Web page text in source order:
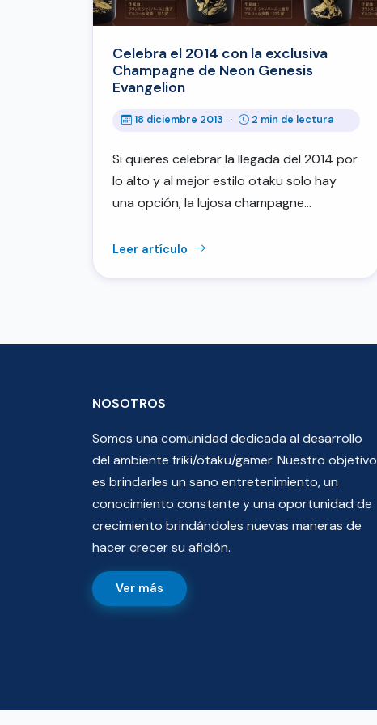
Celebra el 2014 con la exclusiva
Champagne de Neon Genesis
Evangelion
18 diciembre 2013 · 2 min de lectura
Si quieres celebrar la llegada del 2014 por
lo alto y al mejor estilo otaku solo hay
una opción, la lujosa champagne…
Leer artículo
NOSOTROS
Somos una comunidad dedicada al desarrollo
del ambiente friki/otaku/gamer. Nuestro objetivo
es brindarles un sano entretenimiento, un
conocimiento constante y una oportunidad de
crecimiento brindándoles nuevas maneras de
hacer crecer su afición.
Ver más